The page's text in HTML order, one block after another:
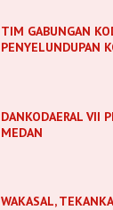
TIM GABUNGAN
PENYELUNDUPAN
DANKODAERAL VII
MEDAN
WAKASAL,